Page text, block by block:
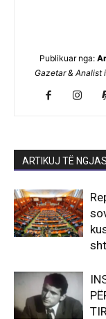
Publikuar nga:
Gazetar & Analist
ARTIKUJ TË